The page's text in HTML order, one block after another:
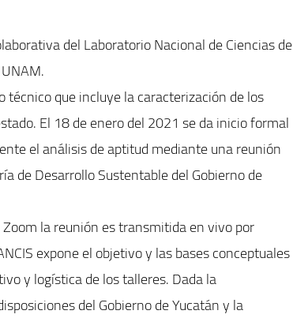
del Laboratorio Nacional de Ciencias de
que incluye la caracterización de los
El 18 de enero del 2021 se da inicio formal
el análisis de aptitud mediante una reunión
de Desarrollo Sustentable del Gobierno de
la reunión es transmitida en vivo por
expone el objetivo y las bases conceptuales
y logística de los talleres. Dada la
del Gobierno de Yucatán y la